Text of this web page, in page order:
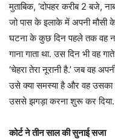
मुताबिक, ‘दोपहर करीब 2 बजे,
जो पास के इलाके में अपनी मौसी के
घटना के कुछ दिन पहले तक वह
गाना गाता था. उस दिन भी वह
‘चेहरा तेरा नूरानी है.’ जब वह
उसे क्या समस्या है और वह उसका
उससे झगड़ा करना शुरू कर दिया.
कोर्ट ने तीन साल की सुनाई सजा